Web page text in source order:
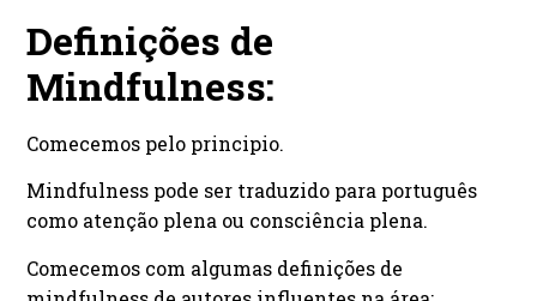
Definições de
Mindfulness:
Comecemos pelo principio.
Mindfulness pode ser traduzido para português
como atenção plena ou consciência plena.
Comecemos com algumas definições de